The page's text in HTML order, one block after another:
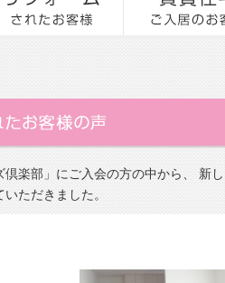
楽部」にご入会の方の中から、 新
ただきました。